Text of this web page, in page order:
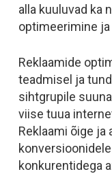
alla kuuluvad ka
optimeerimine ja
Reklaamide
teadmisel ja
sihtgrupile
viise tuua
Reklaami õige ja
konkurentidega